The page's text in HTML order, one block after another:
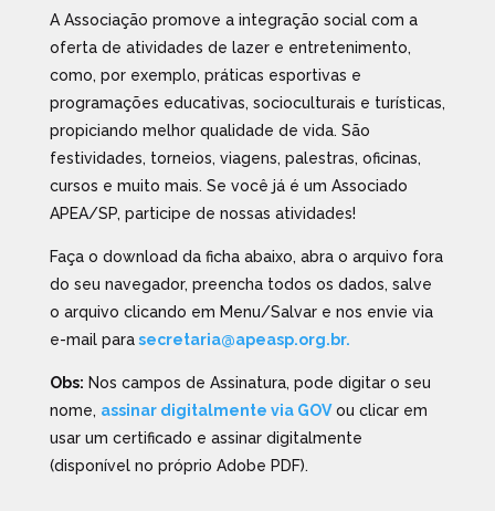
A Associação promove a integração social com a
oferta de atividades de lazer e entretenimento,
como, por exemplo, práticas esportivas e
programações educativas, socioculturais e turísticas,
propiciando melhor qualidade de vida. São
festividades, torneios, viagens, palestras, oficinas,
cursos e muito mais. Se você já é um Associado
APEA/SP, participe de nossas atividades!
Faça o download da ficha abaixo, abra o arquivo fora
do seu navegador, preencha todos os dados, salve
o arquivo clicando em Menu/Salvar e nos envie via
e-mail para secretaria@apeasp.org.br.
Obs: Nos campos de Assinatura, pode digitar o seu
nome, assinar digitalmente via GOVou clicar em
usar um certificado e assinar digitalmente
(disponível no próprio Adobe PDF).